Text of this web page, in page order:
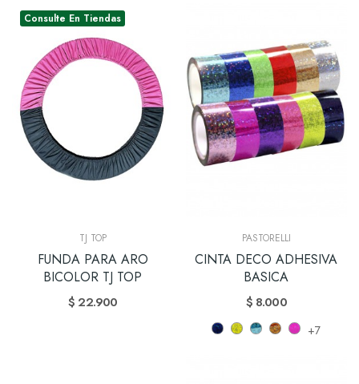
Consulte En Tiendas
TJ TOP
FUNDA PARA ARO
BICOLOR TJ TOP
$ 22.900
PASTORELLI
CINTA DECO ADHESIVA
BASICA
$ 8.000
+7